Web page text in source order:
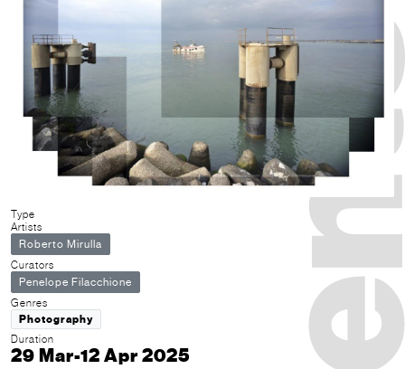
Type
Artists
Roberto Mirulla
Curators
Penelope Filacchione
Genres
Photography
Duration
29 Mar-12 Apr 2025